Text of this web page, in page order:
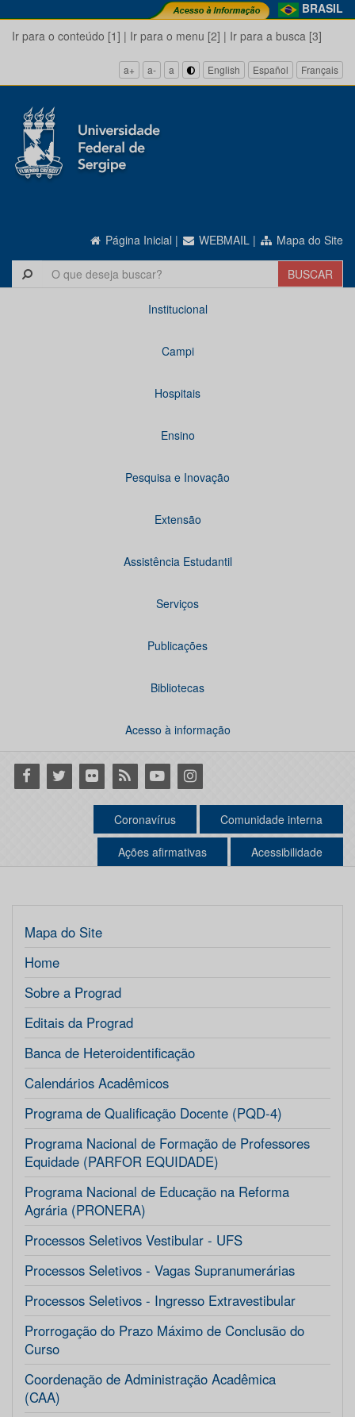
BRASIL
Ir para o conteúdo [1] | Ir para o menu [2] | Ir para a busca [3]
a+ a- a English Español Français
Página Inicial | WEBMAIL | Mapa do Site
Institucional
Campi
Hospitais
Ensino
Pesquisa e Inovação
Extensão
Assistência Estudantil
Serviços
Publicações
Bibliotecas
Acesso à informação
Facebook
Twitter Flickr RSS YoutubeInstagram
Coronavírus Comunidade interna
Ações afirmativas Acessibilidade
Mapa do Site
Home
Sobre a Prograd
Editais da Prograd
Banca de Heteroidentificação
Calendários Acadêmicos
Programa de Qualificação Docente (PQD-4)
Programa Nacional de Formação de Professores
Equidade (PARFOR EQUIDADE)
Programa Nacional de Educação na Reforma
Agrária (PRONERA)
Processos Seletivos Vestibular - UFS
Processos Seletivos - Vagas Supranumerárias
Processos Seletivos - Ingresso Extravestibular
Prorrogação do Prazo Máximo de Conclusão do
Curso
Coordenação de Administração Acadêmica
(CAA)